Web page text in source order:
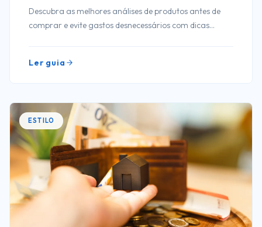
Descubra as melhores análises de produtos antes de
comprar e evite gastos desnecessários com dicas
Ler guia
ESTILO